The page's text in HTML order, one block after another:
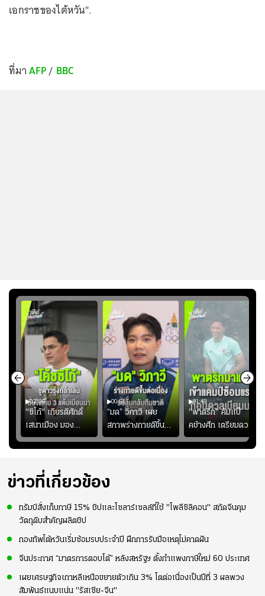
เอกราชของไต้หวัน".
ที่มาAFP/ BBC
02:06
"ซิโก้" เกียรติศักดิ์
เสนาเมือง มอง
ว่าการเปิดโอกาสให้
แข้งดาวรุ่งลงสนาม
00:51
“มด” วิภาวี เผย
สภาพร่างกายดีขึ้น
อย่างต่อเนื่อง พร้อม
พยายามลงสนามให้
ความมั่นใจ
01:49
"พาตริก" คัมแบ็
คช้างศึก เตรียมดวล
เมียนมา อาเซียน คัพ
2026 #ฟุตบอล
ข่าวที่เกี่ยวข้อง
ทรัมป์สั่งเก็บภาษี 15% ชิปและโซลาร์เซลล์ที่ใช้ "โพลีซิลิคอน" สกัดจีนคุม
วัตถุดิบสำคัญผลิตชิป
กองทัพไต้หวันเริ่มซ้อมรบประจำปี ฝึกการรับมือเหตุไม่คาดฝัน
จีนประกาศ “มาตรการตอบโต้” หลังสหรัฐฯ ตั้งกำแพงภาษีใหม่ 60 ประเทศ
เผยเศรษฐกิจเกาหลีเหนือขยายตัวเกิน 3% โตต่อเนื่องเป็นปีที่ 3 ผลพวง
สัมพันธ์แนบแน่น "รัสเซีย-จีน"